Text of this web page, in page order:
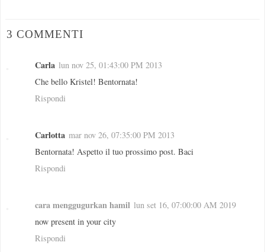
3 COMMENTI
Carla lun nov 25, 01:43:00 PM 2013
Che bello Kristel! Bentornata!
Rispondi
Carlotta mar nov 26, 07:35:00 PM 2013
Bentornata! Aspetto il tuo prossimo post. Baci
Rispondi
cara menggugurkan hamil lun set 16, 07:00:00 AM 2019
now present in your city
Rispondi